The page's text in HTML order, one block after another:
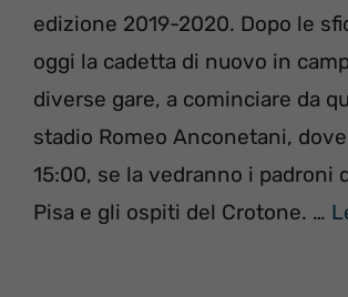
edizione 2019-2020. Dopo le
oggi la cadetta di nuovo in
diverse gare, a cominciare da
stadio Romeo Anconetani,
15:00, se la vedranno i padroni
Pisa e gli ospiti del Crotone. …